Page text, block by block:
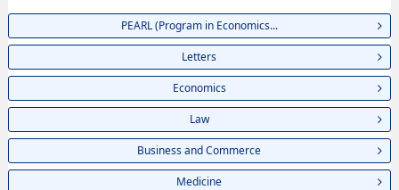
PEARL (Program in Economics...
Letters
Economics
Law
Business and Commerce
Medicine